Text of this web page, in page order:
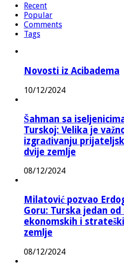
Recent
Popular
Comments
Tags
Novosti iz Acibadema
10/12/2024
Šahman sa
Turskoj: Velika je
izgrađivanju
dvije zemlje
08/12/2024
Milatović pozvao
Goru: Turska jedan od
ekonomskih i
zemlje
08/12/2024